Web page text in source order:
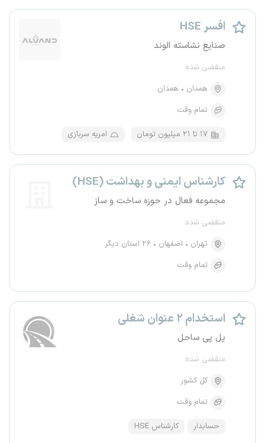
افسر HSE
صنایع نشاسته الوند
منقضی شده
همدان
همدان
تمام وقت
۱۷ تا ۲۱ میلیون تومان امریه سربازی
کارشناس ایمنی و بهداشت (HSE)
مجموعه فعال در حوزه ساخت و ساز
منقضی شده
تهران
اصفهان
۲۶ استان دیگر
تمام وقت
استخدام ۲ عنوان شغلی
پل پی ساحل
منقضی شده
کل کشور
تمام وقت
حسابدار کارشناس HSE